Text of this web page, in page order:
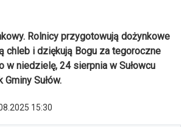
Rolnicy przygotowują dożynkowe
chleb i dziękują Bogu za tegoroczne
w niedzielę, 24 sierpnia w Sułowcu
Sułów.
15:30